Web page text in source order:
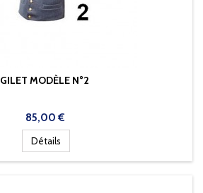
GILET MODÈLE N°2
Prix
85,00 €
Détails